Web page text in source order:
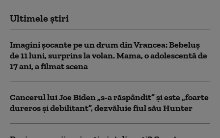
Ultimele știri
Imagini șocante pe un drum din Vrancea: Bebeluș
de 11 luni, surprins la volan. Mama, o adolescentă de
17 ani, a filmat scena
Cancerul lui Joe Biden „s-a răspândit” şi este „foarte
dureros și debilitant”, dezvăluie fiul său Hunter